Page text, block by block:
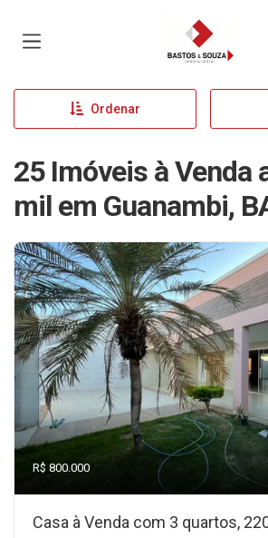
Página inicial
Ordenar
25 Imóveis à Venda
mil em Guanambi,
R$ 800.000
Casa à Venda com 3 quartos,